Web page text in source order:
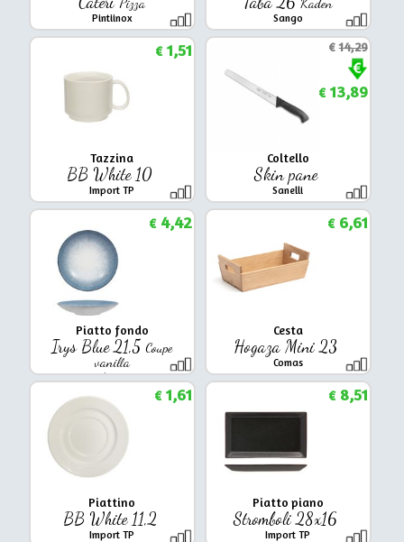
Pintiinox Sango
Tazzina
BB White 10
Import TP
€1,51
Coltello
Skin pane
Sanelli
€14,29
€13,89
Piatto fondo
Irys Blue 21,5Coupe
vanilla
Lubiana
€4,42
Cesta
Hogaza Mini 23
Comas
€6,61
Piattino
BB White 11,2
Import TP
€1,61
Piatto piano
Stromboli 28x16
Import TP
€8,51